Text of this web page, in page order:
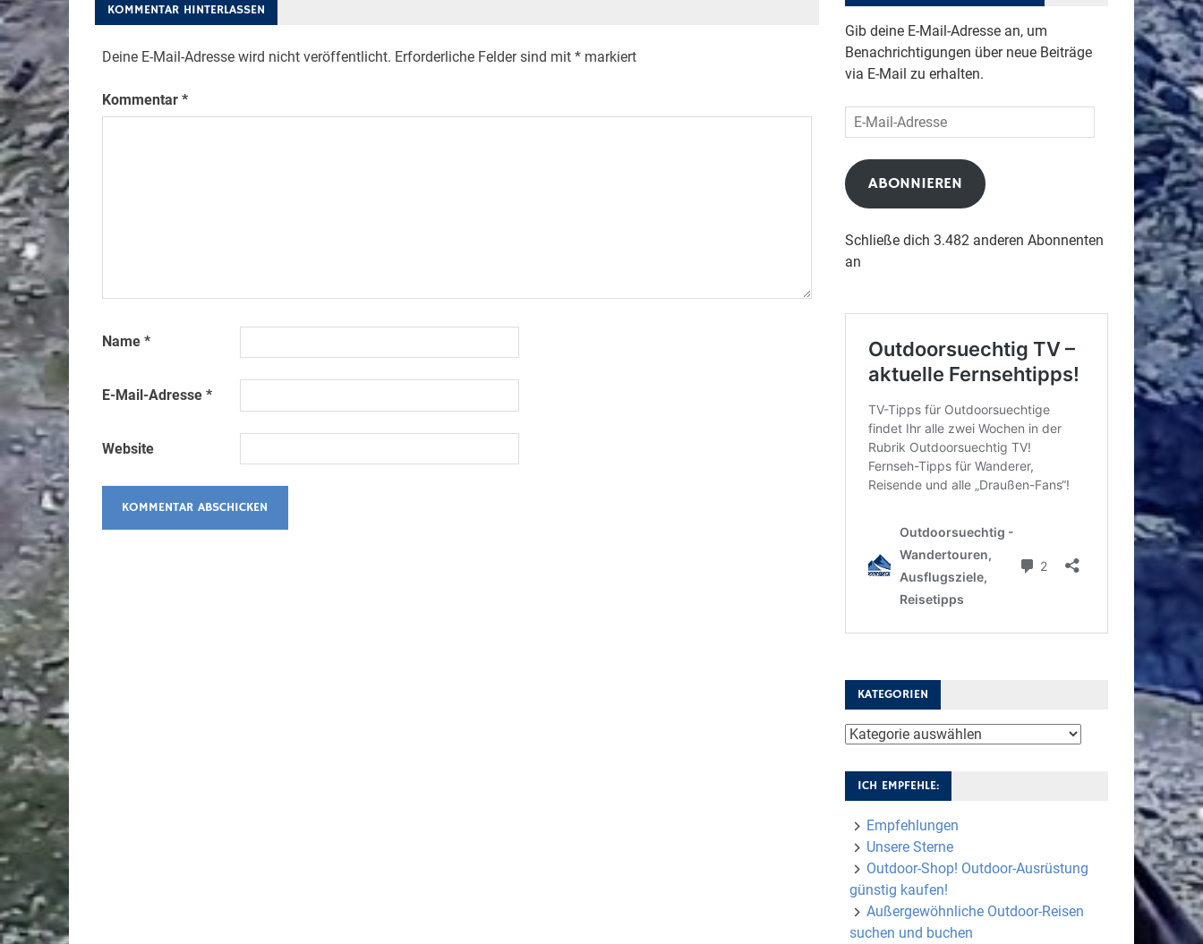
KOMMENTAR HINTERLASSEN
Deine E-Mail-Adresse wird nicht veröffentlicht. Erforderliche Felder sind mit *markiert
Kommentar *
Name *
E-Mail-Adresse *
Website
Gib deine E-Mail-Adresse an, um
Benachrichtigungen über neue Beiträge
via E-Mail zu erhalten.
E-
Mail-
Adresse
ABONNIEREN
Schließe dich 3.482 anderen Abonnenten
an
KATEGORIEN
Kategorien
ICH EMPFEHLE:
Empfehlungen
Unsere Sterne
Outdoor-Shop! Outdoor-Ausrüstung
günstig kaufen!
Außergewöhnliche Outdoor-Reisen
suchen und buchen